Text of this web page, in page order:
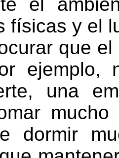
físicas y el
que
ejemplo,
una
mucho
dormir